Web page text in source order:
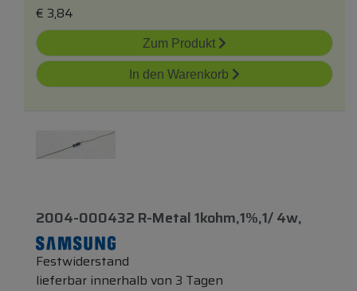
€ 3,84
Zum Produkt
In den Warenkorb
2004-000432 R-Metal 1kohm,1%,1/ 4w,
Festwiderstand
lieferbar innerhalb von 3 Tagen